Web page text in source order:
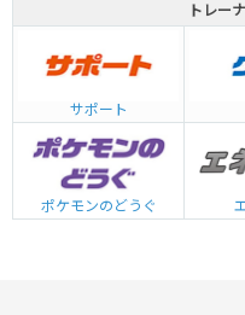
トレー
サポート
ポケモンのどうぐ